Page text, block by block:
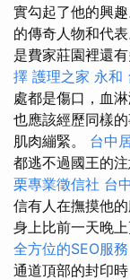
實勾起了他的興趣
的傳奇人物和代表
是費家莊園裡還
擇 護理之家 永和
處都是傷口，血
也應該經歷同樣
肌肉繃緊。 台中
都逃不過國王的注
栗專業徵信社 台
信有人在撫摸他
身上比前一天晚上
全方位的SEO服
通道頂部的封印